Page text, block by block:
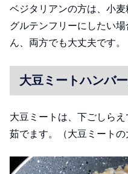
ベジタリアンの方は、小麦
グルテンフリーにしたい
ん、両方でも大丈夫です。
大豆ミートハンバ
大豆ミートは、下ごしら
茹でます。（大豆ミートの